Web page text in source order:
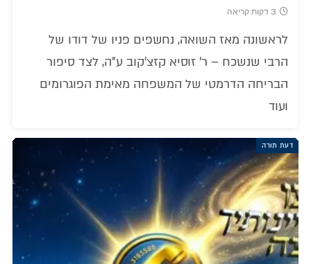
3 דקות קריאה
לראשונה מאז השואה, נחשפים פניו של דודו של
הרבי שנשכח – ר' זוסיא קזצ'קוב ע"ה, לצד סיפור
הבריחה הדרמטי של המשפחה מאימת הפוגרומים
ועוד
דעת תורה